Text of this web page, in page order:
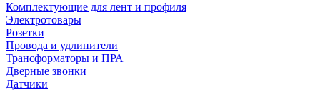
Комплектующие для лент и профиля
Электротовары
Розетки
Провода и удлинители
Трансформаторы и ПРА
Дверные звонки
Датчики